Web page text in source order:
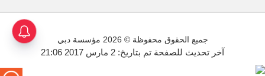
جميع الحقوق محفوظة © 2026 مؤسسة دبي
آخر تحديث للصفحة تم بتاريخ: 2 مارس 2017 21:06